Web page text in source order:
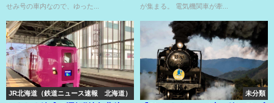
せみ号の車内なので、ゆった...
が集まる。 電気機関車が牽...
JR北海道（鉄道ニュース速報 北海道） 未分類